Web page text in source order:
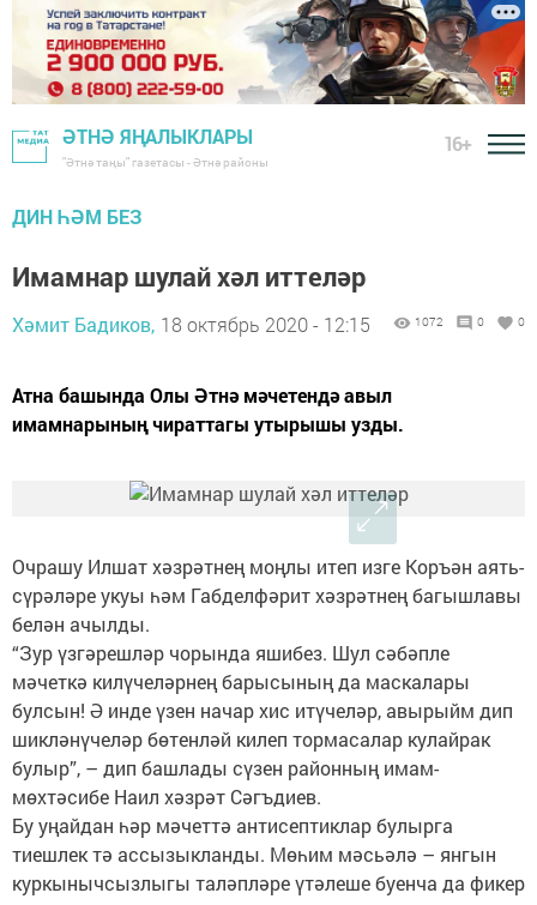
ӘТНӘ ЯҢАЛЫКЛАРЫ
"Әтнә таңы" газетасы - Әтнә районы
16+
ДИН ҺӘМ БЕЗ
Имамнар шулай хәл иттеләр
Хәмит Бадиков, 18 октябрь 2020 - 12:15 1072 0 0
Атна башында Олы Әтнә мәчетендә авыл
имамнарының чираттагы утырышы узды.
Очрашу Илшат хәзрәтнең моңлы итеп изге Коръән аять-
сүрәләре укуы һәм Габделфәрит хәзрәтнең багышлавы
белән ачылды.
“Зур үзгәрешләр чорында яшибез. Шул сәбәпле
мәчеткә килүчеләрнең барысының да маскалары
булсын! Ә инде үзен начар хис итүчеләр, авырыйм дип
шикләнүчеләр бөтенләй килеп тормасалар кулайрак
булыр”, – дип башлады сүзен районның имам-
мөхтәсибе Наил хәзрәт Сәгъдиев.
Бу уңайдан һәр мәчеттә антисептиклар булырга
тиешлек тә ассызыкланды. Мөһим мәсьәлә – янгын
куркынычсызлыгы таләпләре үтәлеше буенча да фикер